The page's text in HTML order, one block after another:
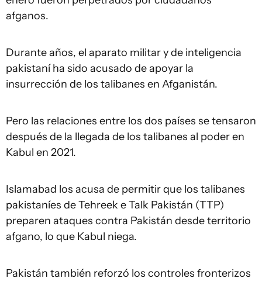
afganos.
Durante años, el aparato militar y de inteligencia
pakistaní ha sido acusado de apoyar la
insurrección de los talibanes en Afganistán.
Pero las relaciones entre los dos países se tensaron
después de la llegada de los talibanes al poder en
Kabul en 2021.
Islamabad los acusa de permitir que los talibanes
pakistaníes de Tehreek e Talk Pakistán (TTP)
preparen ataques contra Pakistán desde territorio
afgano, lo que Kabul niega.
Pakistán también reforzó los controles fronterizos